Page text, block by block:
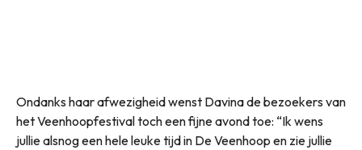
Ondanks haar afwezigheid wenst Davina de bezoekers van
het Veenhoopfestival toch een fijne avond toe: “Ik wens
jullie alsnog een hele leuke tijd in De Veenhoop en zie jullie